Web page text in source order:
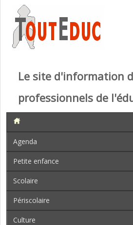
Le site d'information
professionnels de
Agenda
Petite enfance
Scolaire
Périscolaire
Culture